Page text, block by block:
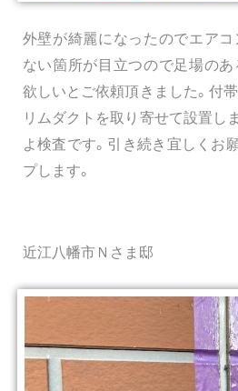
外壁が綺麗になったのでエア
ない箇所が目立つので足場の
欲しいとご依頼頂きました。付
リムダクトを取り寄せて設置し
よ検査です。引き続き宜しくお
プします。
近江八幡市Ｎさま邸